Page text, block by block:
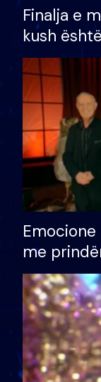
Finalja e
kush
shtëpinë
të fituar
me
divorci